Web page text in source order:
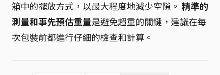
箱中的擺放方式，以最大程度地減少空隙。 精準的
測量和事先預估重量是避免超重的關鍵，建議在每
次包裝前都進行仔細的檢查和計算。